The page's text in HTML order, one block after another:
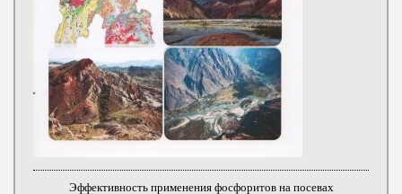
Эффективность применения фосфоритов на посевах